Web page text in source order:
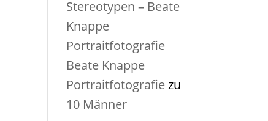
Stereotypen – Beate
Knappe
Portraitfotografie
Beate Knappe
Portraitfotografiezu
10 Männer